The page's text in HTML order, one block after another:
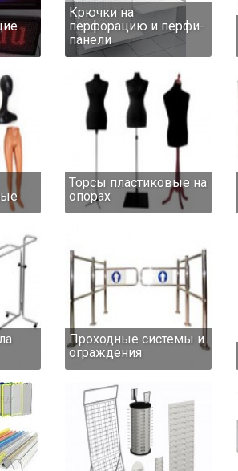
Крючки на
перфорацию и перфи-
панели
Торсы пластиковые на
опорах
Проходные системы и
ограждения